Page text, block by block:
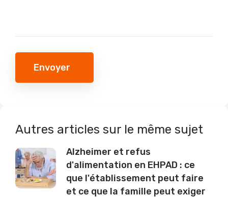
Envoyer
Autres articles sur le même sujet
Alzheimer et refus
d'alimentation en EHPAD : ce
que l'établissement peut faire
et ce que la famille peut exiger